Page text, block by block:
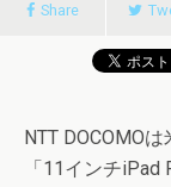
Share
NTT DOCOMO
「11インチ